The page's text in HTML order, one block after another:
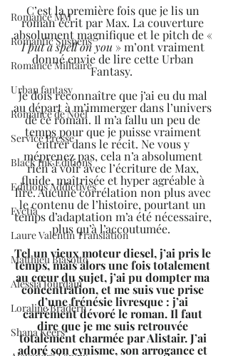
Romance MM
Romantic Suspens
Romance Militaire
Urban fantasy
Romance de Noël
Service Presse
Black Ink Editions
Editions Addictives
Fyctia
Laure Valentin Translation
Matthieu Biasotto
Alessia Jourdain
Loraline Bradern
Shana Keers
C’est la première fois que je lis un
roman écrit par Max. La couverture
absolument magnifique et le pitch de «
I put a spell on you » m’ont vraiment
donné envie de lire cette Urban
Fantasy.
Je dois reconnaître que j’ai eu du mal
au départ à m’immerger dans l’univers
de ce roman. Il m’a fallu un peu de
temps pour que je puisse vraiment
entrer dans le récit. Ne vous y
méprenez pas, cela n’a absolument
rien à voir avec l’écriture de Max,
fluide, maîtrisée et hyper agréable à
lire. Aucune corrélation non plus avec
le contenu de l’histoire, pourtant un
temps d’adaptation m’a été nécessaire,
plus qu’à l’accoutumée.
Tel un vieux moteur diesel, j’ai pris le
temps, mais alors une fois totalement
au cœur du sujet, j’ai pu dompter ma
concentration, et me suis vue prise
d’une frénésie livresque : j’ai
carrément dévoré le roman. Il faut
dire que je me suis retrouvée
totalement charmée par Alistair. J’ai
adoré son cynisme, son arrogance et